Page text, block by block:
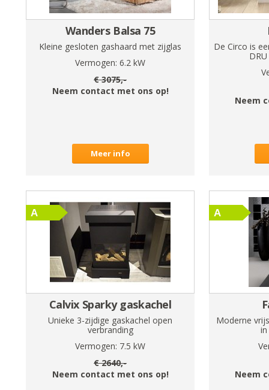
Wanders Balsa 75
Kleine gesloten gashaard met zijglas
Vermogen: 6.2 kW
€3075,-
Neem contact met ons op!
Meer info
De Circo is
Neem
Calvix Sparky gaskachel
Unieke 3-zijdige gaskachel open
verbranding
Vermogen: 7.5 kW
€2640,-
Neem contact met ons op!
Moderne
Neem